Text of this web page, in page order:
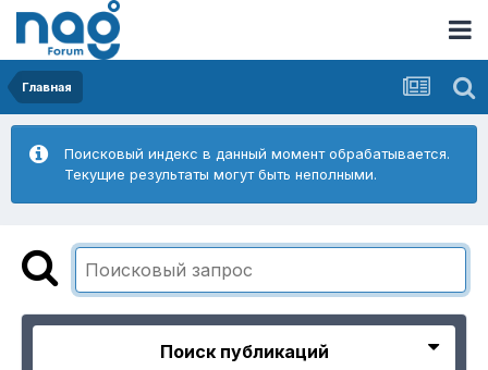
Главная
Поисковый индекс в данный момент обрабатывается.
Текущие результаты могут быть неполными.
Поиск публикаций